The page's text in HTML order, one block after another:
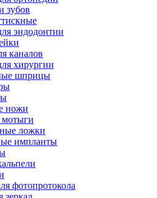
зубов
эндодонтии
каналов
хирургии
шприцы
ножи
мотыги
ложки
импланты
фотопротокола